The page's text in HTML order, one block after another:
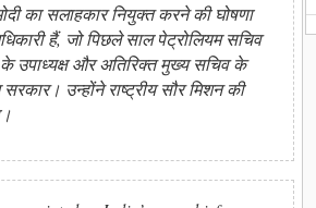
का सलाहकार नियुक्त करने की घोषणा
हैं, जो पिछले साल पेट्रोलियम सचिव
उपाध्यक्ष और अतिरिक्त मुख्य सचिव के
उन्होंने राष्ट्रीय सौर मिशन की